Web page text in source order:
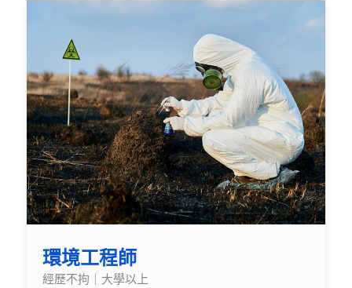
環境工程師
經歷不拘｜大學以上